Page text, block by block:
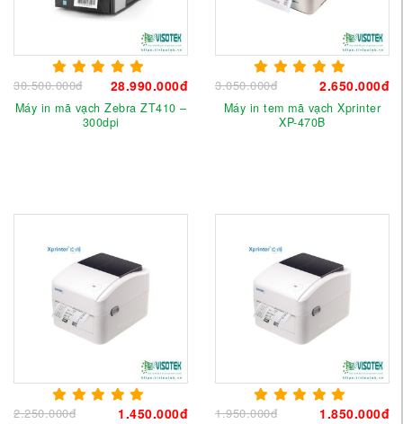
30.500.000đ 28.990.000đ
Máy in mã vạch Zebra ZT410 –
300dpi
3.050.000đ 2.650.000đ
Máy in tem mã vạch Xprinter
XP-470B
2.250.000đ 1.450.000đ 1.950.000đ 1.850.000đ